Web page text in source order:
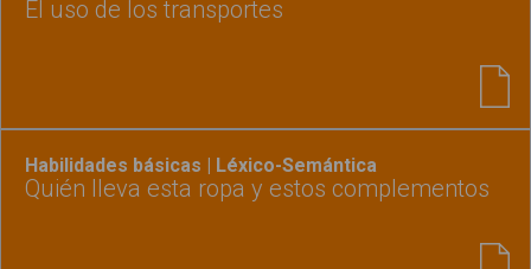
El uso de los transportes
Habilidades básicas | Léxico-Semántica
Quién lleva esta ropa y estos complementos